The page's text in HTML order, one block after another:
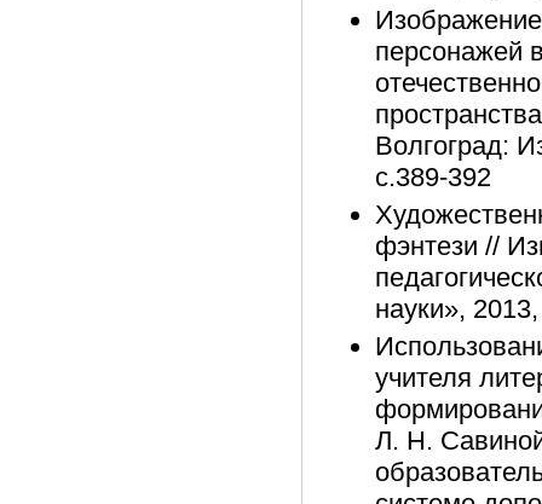
персонажей
Волгоград:
с.389-392
фэнтези //
науки»,
учителя
Л. Н.